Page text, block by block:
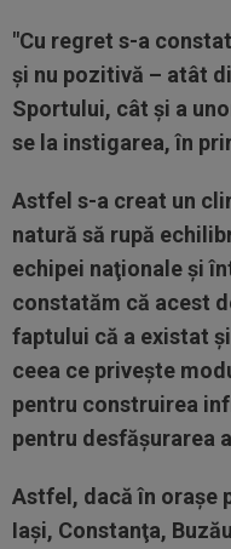
"Cu regret s-a
şi nu pozitivă – atât
Sportului, cât şi a
se la instigarea, în
Astfel s-a creat un
natură să rupă
echipei naţionale şi
constatăm că acest
faptului că a existat
ceea ce priveşte
pentru construirea
pentru desfăşurarea
Astfel, dacă în oraşe
Iaşi, Constanţa,